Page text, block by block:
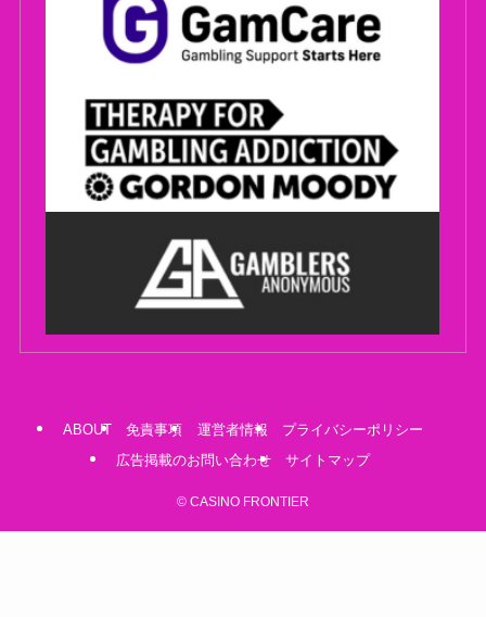
ABOUT 免責事項 運営者情報
プライバシーポリシー
広告掲載のお問い合わせ
サイトマップ
© CASINO FRONTIER